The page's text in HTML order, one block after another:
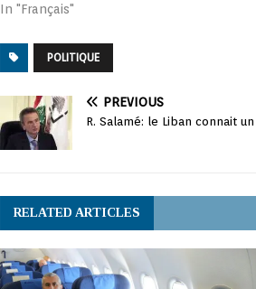
In "Français"
POLITIQUE
PREVIOUS
R. Salamé: le Liban connait
RELATED ARTICLES